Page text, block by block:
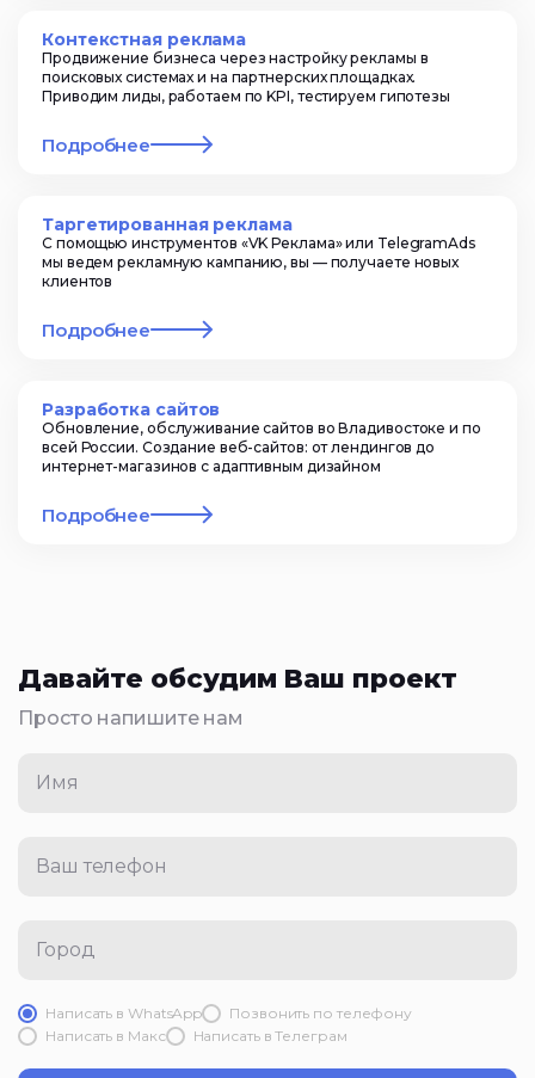
Контекстная реклама
Продвижение бизнеса через настройку рекламы в
поисковых системах и на партнерских площадках.
Приводим лиды, работаем по KPI, тестируем гипотезы
Подробнее
Таргетированная реклама
С помощью инструментов «VK Реклама» или TelegramAds
мы ведем рекламную кампанию, вы — получаете новых
клиентов
Подробнее
Разработка сайтов
Обновление, обслуживание сайтов во Владивостоке и по
всей России. Создание веб-сайтов: от лендингов до
интернет-магазинов с адаптивным дизайном
Подробнее
Давайте обсудим Ваш проект
Просто напишите нам
Имя
Ваш телефон
Город
Написать в WhatsApp
Позвонить по телефону
Написать в Mакс
Написать в Телеграм